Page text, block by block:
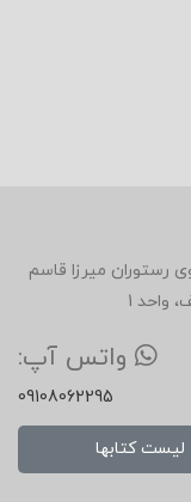
12 فروردین، روبروی رستوران میرزا قاسم
1
واتس آپ:
09108062295
لیست کتابها